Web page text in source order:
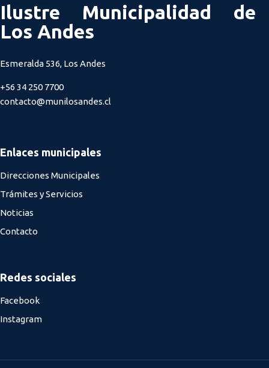
Ilustre Municipalidad de
Los Andes
Esmeralda 536, Los Andes
+56 34 250 7700
contacto@munilosandes.cl
Enlaces municipales
Direcciones Municipales
Trámites y Servicios
Noticias
Contacto
Redes sociales
Facebook
Instagram